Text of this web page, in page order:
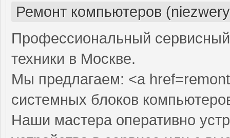
Ремонт компьютеров
Профессиональный
техники в Москве.
Мы предлагаем: <a
системных блоков
Наши мастера оперативно